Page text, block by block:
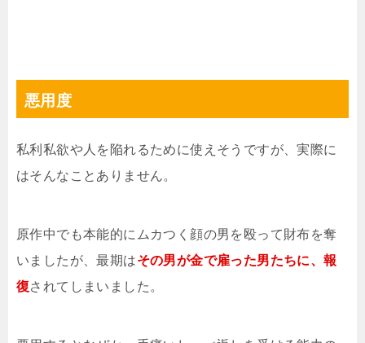
悪用度
私利私欲や人を陥れるために使えそうですが、実際に
はそんなことありません。
原作中でも本能的にムカつく顔の男を殴って財布を奪
いましたが、最期はその男が金で雇った男たちに、報
復されてしまいました。